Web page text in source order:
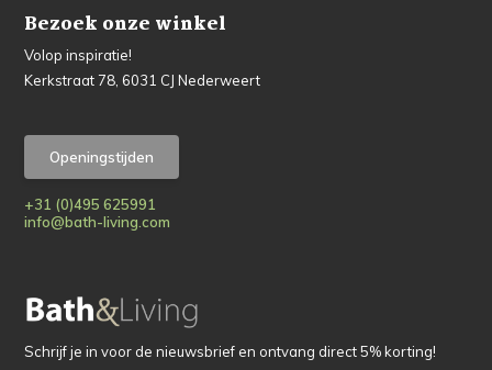
Bezoek onze winkel
Volop inspiratie!
Kerkstraat 78, 6031 CJ Nederweert
Openingstijden
+31 (0)495 625991
info@bath-living.com
Schrijf je in voor de nieuwsbrief en ontvang direct 5% korting!